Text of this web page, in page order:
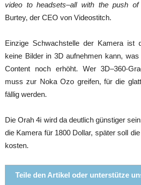
video to headsets–all with the push
Burtey, der CEO von Videostitch.
Einzige Schwachstelle der Kamera ist
keine Bilder in 3D aufnehmen kann,
Content noch erhöht. Wer 3D–360-
muss zur Noka Ozo greifen, für die
fällig werden.
Die Orah 4i wird da deutlich günstiger
die Kamera für 1800 Dollar, später soll
kosten.
Teile den Artikel oder unterstütze